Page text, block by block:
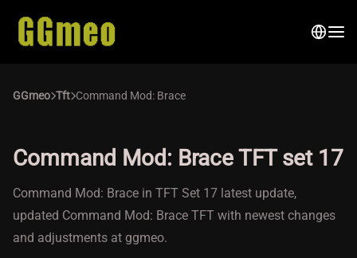
GGmeo Tft Command Mod: Brace
Command Mod: Brace TFT set 17
Command Mod: Brace in TFT Set 17 latest update,
updated Command Mod: Brace TFT with newest changes
and adjustments at ggmeo.